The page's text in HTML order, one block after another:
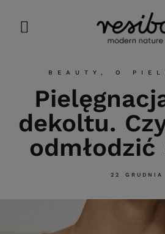
BEAUTY , O
dekoltu.
odmłodzić
22 GRUDNIA